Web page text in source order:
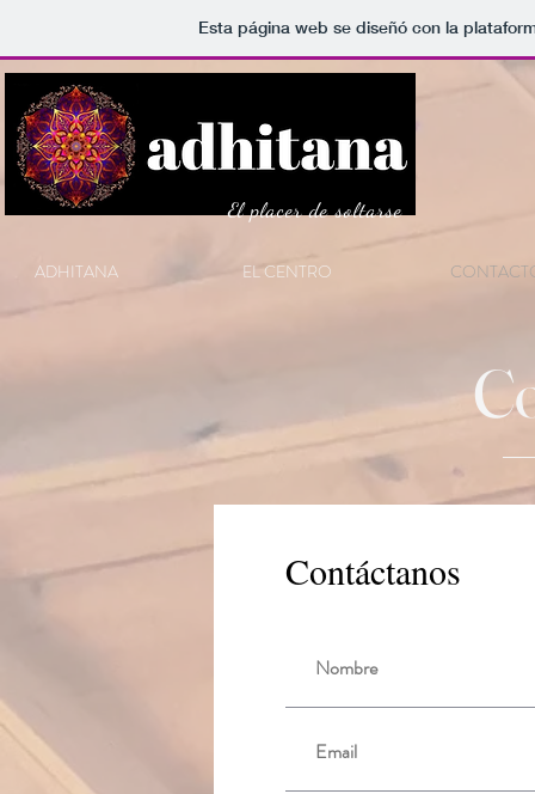
Esta página web se diseñó con la
El placer de soltarse
ADHITANA EL CENTRO
Contáctanos